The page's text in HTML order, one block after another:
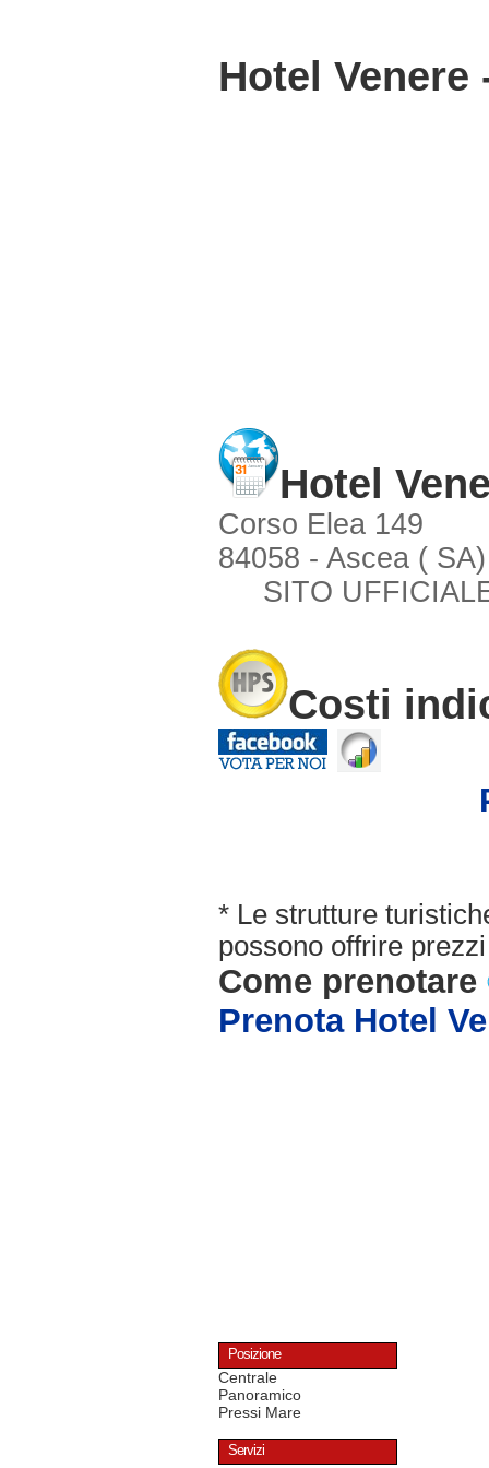
Hotel Venere
Hotel
Corso Elea 149
84058 - Ascea ( SA)
SITO
Costi
* Le strutture
possono offrire
Come prenotare
Prenota Hotel
Posizione
Centrale
Panoramico
Pressi Mare
Servizi